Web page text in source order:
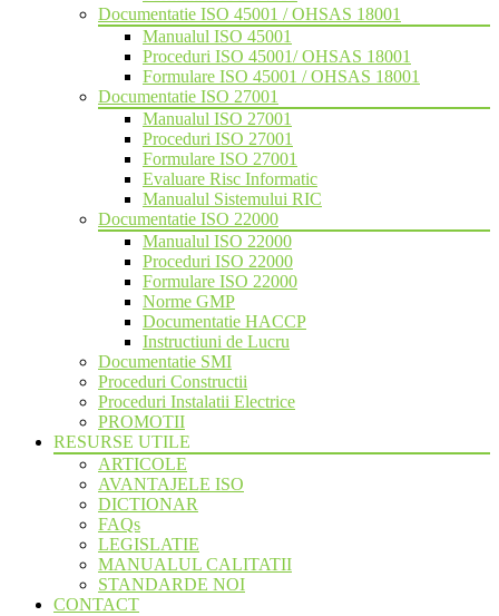
Documentatie ISO 45001 / OHSAS 18001
Manualul ISO 45001
Proceduri ISO 45001/ OHSAS 18001
Formulare ISO 45001 / OHSAS 18001
Documentatie ISO 27001
Manualul ISO 27001
Proceduri ISO 27001
Formulare ISO 27001
Evaluare Risc Informatic
Manualul Sistemului RIC
Documentatie ISO 22000
Manualul ISO 22000
Proceduri ISO 22000
Formulare ISO 22000
Norme GMP
Documentatie HACCP
Instructiuni de Lucru
Documentatie SMI
Proceduri Constructii
Proceduri Instalatii Electrice
PROMOTII
RESURSE UTILE
ARTICOLE
AVANTAJELE ISO
DICTIONAR
FAQs
LEGISLATIE
MANUALUL CALITATII
STANDARDE NOI
CONTACT